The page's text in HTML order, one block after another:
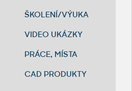
ŠKOLENÍ/VÝUKA
VIDEO UKÁZKY
PRÁCE, MÍSTA
CAD PRODUKTY